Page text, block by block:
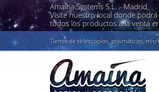
Amaina Systems S.L. -Madrid
Visíte nuestro local donde
todos los productos a la venta
Tienda de telescopios, prismáticos,